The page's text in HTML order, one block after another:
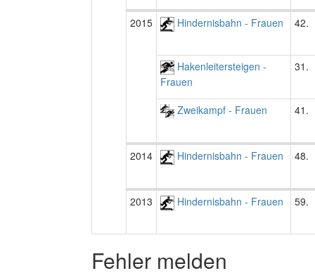
2015 Hindernisbahn - Frauen 42.
Hakenleitersteigen -
Frauen
31.
Zweikampf - Frauen 41.
2014 Hindernisbahn - Frauen 48.
2013 Hindernisbahn - Frauen 59.
Fehler melden